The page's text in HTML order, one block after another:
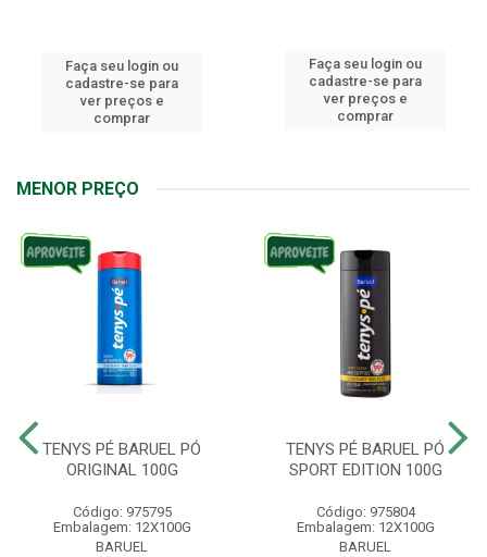
Faça seu login ou
cadastre-se para
ver preços e
comprar
Faça seu login ou
cadastre-se para
ver preços e
comprar
MENOR PREÇO
TENYS PÉ BARUEL PÓ
ORIGINAL 100G
Código: 975795
Embalagem: 12X100G
BARUEL
TENYS PÉ BARUEL PÓ
SPORT EDITION 100G
Código: 975804
Embalagem: 12X100G
BARUEL